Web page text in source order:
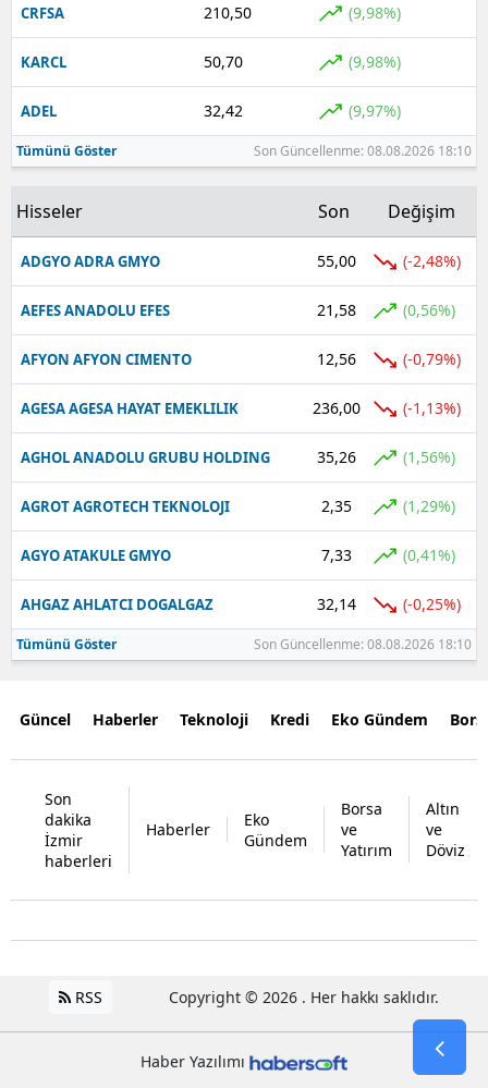
CRFSA 210,50 (9,98%)
KARCL 50,70 (9,98%)
ADEL 32,42 (9,97%)
Tümünü Göster Son Güncellenme: 08.08.2026 18:10
Hisseler Son Değişim
ADGYO ADRA GMYO 55,00 (-2,48%)
AEFES ANADOLU EFES 21,58 (0,56%)
AFYON AFYON CIMENTO 12,56 (-0,79%)
AGESA AGESA HAYAT EMEKLILIK 236,00 (-1,13%)
AGHOL ANADOLU GRUBU HOLDING 35,26 (1,56%)
AGROT AGROTECH TEKNOLOJI 2,35 (1,29%)
AGYO ATAKULE GMYO 7,33 (0,41%)
AHGAZ AHLATCI DOGALGAZ 32,14 (-0,25%)
Tümünü Göster Son Güncellenme: 08.08.2026 18:10
Güncel Haberler Teknoloji Kredi Eko Gündem
Son
dakika
İzmir
haberleri
Haberler
Eko
Gündem
Borsa
ve
Yatırım
Altın
ve
Döviz
RSS Copyright © 2026 . Her hakkı saklıdır.
Haber Yazılımı